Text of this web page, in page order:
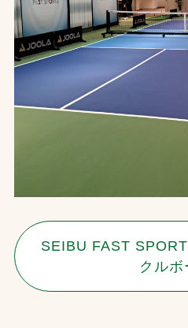
Instagram
FacebookYouTube
文字の見えづらさや操作
SEIBU FAST
クルボ